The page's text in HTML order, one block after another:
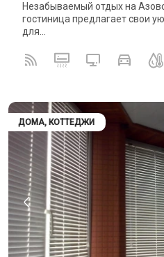
Незабываемый отдых на
гостиница предлагает свои
для...
ДОМА, КОТТЕДЖИ